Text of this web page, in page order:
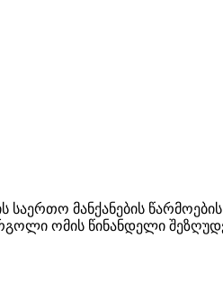
მანქანების წარმოების
ომის წინანდელი